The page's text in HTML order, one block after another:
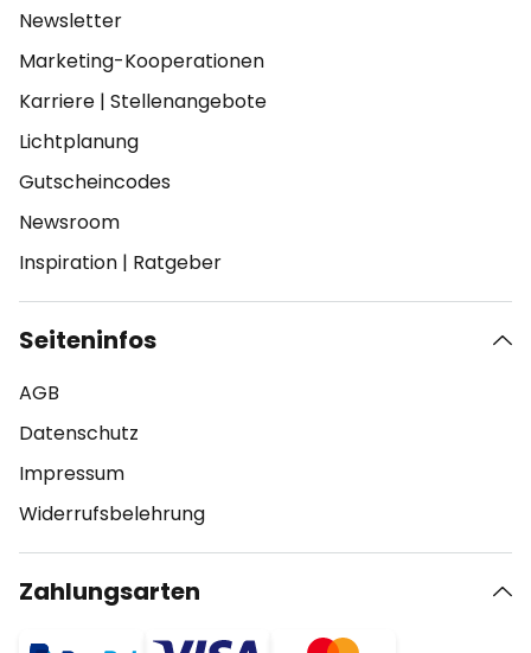
Newsletter
Marketing-Kooperationen
Karriere | Stellenangebote
Lichtplanung
Gutscheincodes
Newsroom
Inspiration | Ratgeber
Seiteninfos
AGB
Datenschutz
Impressum
Widerrufsbelehrung
Zahlungsarten